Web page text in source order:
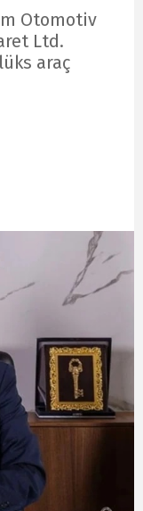
Otomotiv
Ltd.
araç